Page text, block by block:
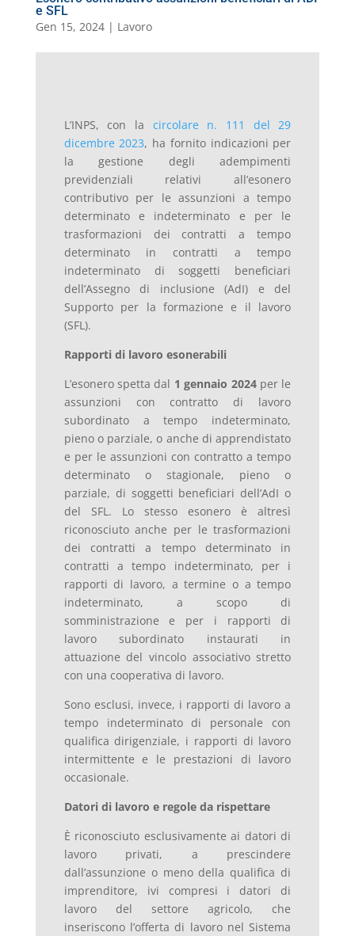
e SFL
Gen 15, 2024| Lavoro
L’INPS, con la circolare n. 111 del 29
dicembre 2023, ha fornito indicazioni per
la gestione degli adempimenti
previdenziali relativi all’esonero
contributivo per le assunzioni a tempo
determinato e indeterminato e per le
trasformazioni dei contratti a tempo
determinato in contratti a tempo
indeterminato di soggetti beneficiari
dell’Assegno di inclusione (AdI) e del
Supporto per la formazione e il lavoro
(SFL).
Rapporti di lavoro esonerabili
L’esonero spetta dal 1 gennaio 2024 per le
assunzioni con contratto di lavoro
subordinato a tempo indeterminato,
pieno o parziale, o anche di apprendistato
e per le assunzioni con contratto a tempo
determinato o stagionale, pieno o
parziale, di soggetti beneficiari dell’AdI o
del SFL. Lo stesso esonero è altresì
riconosciuto anche per le trasformazioni
dei contratti a tempo determinato in
contratti a tempo indeterminato, per i
rapporti di lavoro, a termine o a tempo
indeterminato, a scopo di
somministrazione e per i rapporti di
lavoro subordinato instaurati in
attuazione del vincolo associativo stretto
con una cooperativa di lavoro.
Sono esclusi, invece, i rapporti di lavoro a
tempo indeterminato di personale con
qualifica dirigenziale, i rapporti di lavoro
intermittente e le prestazioni di lavoro
occasionale.
Datori di lavoro e regole da rispettare
È riconosciuto esclusivamente ai datori di
lavoro privati, a prescindere
dall’assunzione o meno della qualifica di
imprenditore, ivi compresi i datori di
lavoro del settore agricolo, che
inseriscono l’offerta di lavoro nel Sistema